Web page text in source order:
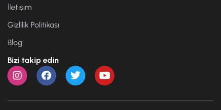
İletişim
Gizlilik Politikası
Blog
Bizi takip edin